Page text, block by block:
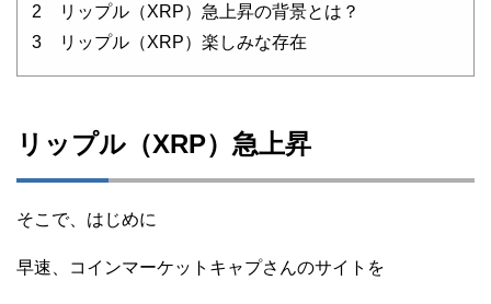
2 リップル（XRP）急上昇の背景とは？
3 リップル（XRP）楽しみな存在
リップル（XRP）急上昇
そこで、はじめに
早速、コインマーケットキャプさんのサイトを